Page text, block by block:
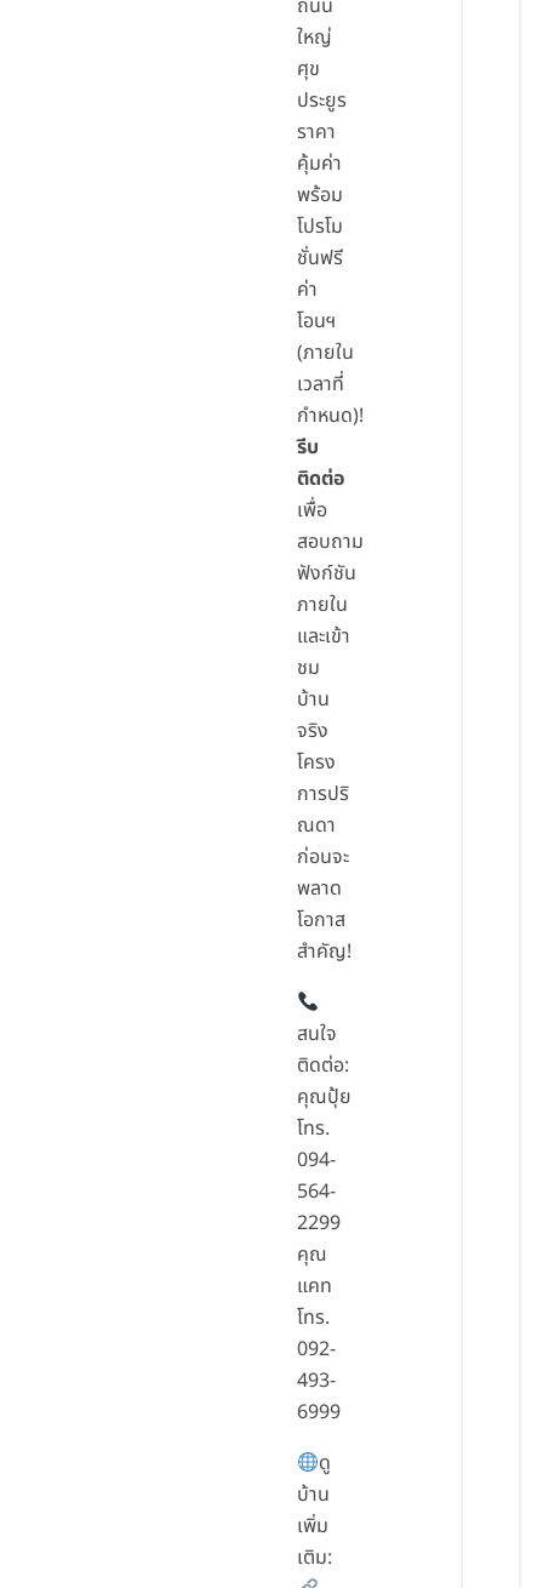
ถนน
ใหญ่
ศุข
ประยูร
ราคา
คุ้มค่า
พร้อม
โปรโม
ชั่นฟรี
ค่า
โอนฯ
(ภายใน
เวลาที่
กำหนด)!
รีบ
ติดต่อ
เพื่อ
สอบถาม
ฟังก์ชัน
ภายใน
และเข้า
ชม
บ้าน
จริง
โครง
การปริ
ณดา
ก่อนจะ
พลาด
โอกาส
สำคัญ!
สนใจ
ติดต่อ:
คุณปุ้ย
โทร.
094-
564-
2299
คุณ
แคท
โทร.
092-
493-
6999
ดู
บ้าน
เพิ่ม
เติม: